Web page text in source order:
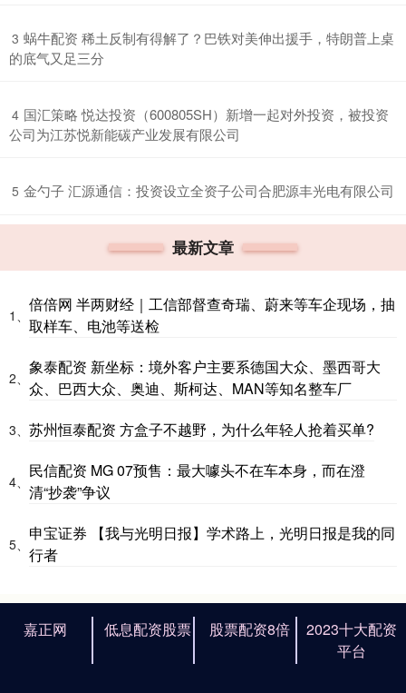
3 ​蜗牛配资 稀土反制有得解了？巴铁对美伸出援手，特朗普上桌
的底气又足三分
4 ​国汇策略 悦达投资（600805SH）新增一起对外投资，被投资
公司为江苏悦新能碳产业发展有限公司
5 ​金勺子 汇源通信：投资设立全资子公司合肥源丰光电有限公司
最新文章
1、
倍倍网 半两财经｜工信部督查奇瑞、蔚来等车企现场，抽
取样车、电池等送检
2、
象泰配资 新坐标：境外客户主要系德国大众、墨西哥大
众、巴西大众、奥迪、斯柯达、MAN等知名整车厂
3、 苏州恒泰配资 方盒子不越野，为什么年轻人抢着买单?
4、
民信配资 MG 07预售：最大噱头不在车本身，而在澄
清“抄袭”争议
5、
申宝证券 【我与光明日报】学术路上，光明日报是我的同
行者
嘉正网 低息配资股票 股票配资8倍
2023十大配资
平台